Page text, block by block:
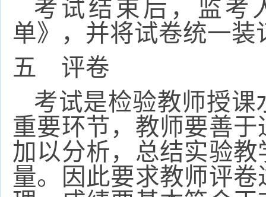
考试结束后，监考
单》，并将试卷统一
五 评卷
考试是检验教师授
重要环节，教师要善
加以分析，总结实验
量。因此要求教师评